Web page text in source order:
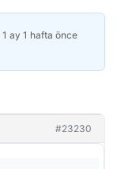
1 ay 1 hafta önce
#23230